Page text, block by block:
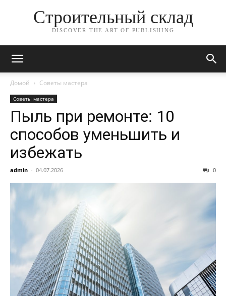
Строительный склад
DISCOVER THE ART OF PUBLISHING
Домой Советы мастера
Советы мастера
Пыль при ремонте: 10
способов уменьшить и
избежать
admin - 04.07.2026 0